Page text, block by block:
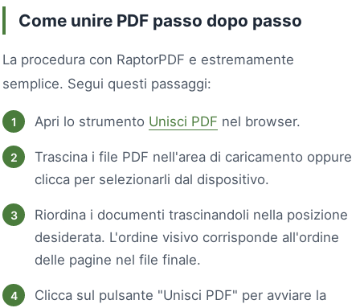
Come unire PDF passo dopo passo
La procedura con RaptorPDF e estremamente
semplice. Segui questi passaggi:
Apri lo strumento Unisci PDF nel browser.
Trascina i file PDF nell'area di caricamento oppure
clicca per selezionarli dal dispositivo.
Riordina i documenti trascinandoli nella posizione
desiderata. L'ordine visivo corrisponde all'ordine
delle pagine nel file finale.
Clicca sul pulsante "Unisci PDF" per avviare la